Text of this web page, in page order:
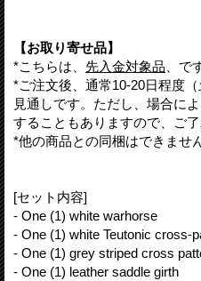
【お取り寄せ品】
*こちらは、 先入金対象品 、で
*ご注文後、通常10-20日程度
見通しです。ただし、場合に
することもありますので、ご了
*他の商品との同梱はできません
[セット内容]
- One (1) white warhorse
- One (1) white Teutonic cross-
- One (1) grey striped cross
- One (1) leather saddle girth